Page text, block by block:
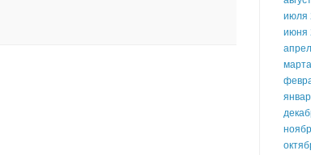
июля
июня